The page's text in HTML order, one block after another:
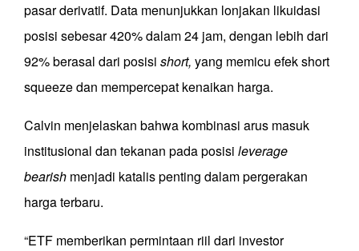
pasar derivatif. Data menunjukkan lonjakan likuidasi
posisi sebesar 420% dalam 24 jam, dengan lebih dari
92% berasal dari posisi short, yang memicu efek short
squeeze dan mempercepat kenaikan harga.
Calvin menjelaskan bahwa kombinasi arus masuk
institusional dan tekanan pada posisi leverage
bearish menjadi katalis penting dalam pergerakan
harga terbaru.
“ETF memberikan permintaan riil dari investor